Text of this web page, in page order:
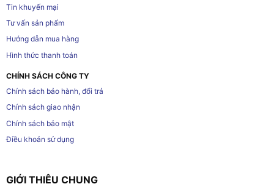
Tin khuyến mại
Tư vấn sản phẩm
Hướng dẫn mua hàng
Hình thức thanh toán
CHÍNH SÁCH CÔNG TY
Chính sách bảo hành, đổi trả
Chính sách giao nhận
Chính sách bảo mật
Điều khoản sử dụng
GIỚI THIỆU CHUNG